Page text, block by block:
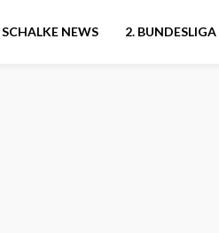
SCHALKE NEWS 2. BUNDESLIGA